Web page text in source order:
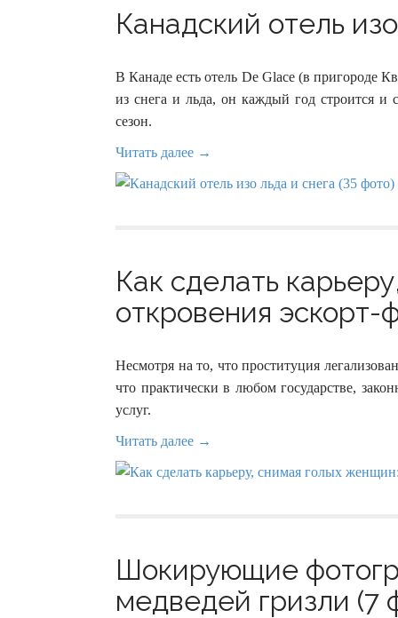
Канадский отель
В Канаде есть отель De Glace (в пригороде
из снега и льда, он каждый год строится и
сезон.
Читать далее →
Как сделать
откровения эскорт-
Несмотря на то, что проституция
что практически в любом государстве,
услуг.
Читать далее →
Шокирующие
медведей гризли (7